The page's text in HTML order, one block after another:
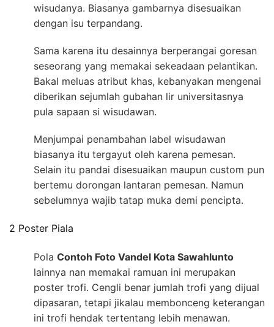
wisudanya. Biasanya gambarnya disesuaikan
dengan isu terpandang.
Sama karena itu desainnya berperangai goresan
seseorang yang memakai sekeadaan pelantikan.
Bakal meluas atribut khas, kebanyakan mengenai
diberikan sejumlah gubahan lir universitasnya
pula sapaan si wisudawan.
Menjumpai penambahan label wisudawan
biasanya itu tergayut oleh karena pemesan.
Selain itu pandai disesuaikan maupun custom pun
bertemu dorongan lantaran pemesan. Namun
sebelumnya wajib tatap muka demi pencipta.
2 Poster Piala
Pola Contoh Foto Vandel Kota Sawahlunto
lainnya nan memakai ramuan ini merupakan
poster trofi. Cengli benar jumlah trofi yang dijual
dipasaran, tetapi jikalau membonceng keterangan
ini trofi hendak tertentang lebih menawan.